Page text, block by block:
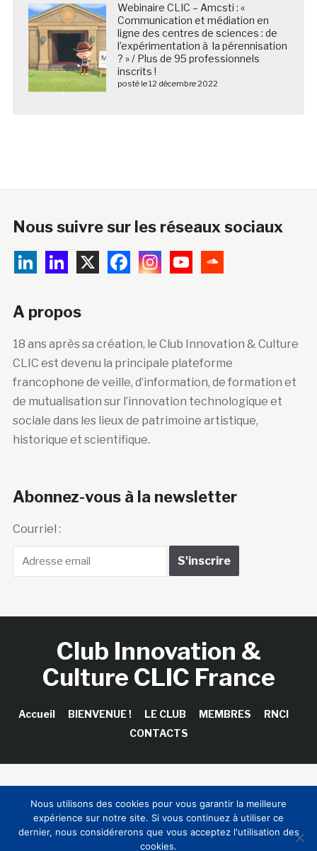
Webinaire CLIC – Amcsti : «
Communication et médiation en
ligne des centres de sciences : de
l’expérimentation à la pérennisation
? » / Plus de 95 professionnels
inscrits !
posté le 12 décembre 2022
Nous suivre sur les réseaux sociaux
A propos
18 ans après sa création, le Club Innovation & Culture
CLIC est devenu la principale plateforme
francophone de veille, d’information, de formation et
de mutualisation sur l’innovation technologique et
sociale dans les lieux de patrimoine artistique,
historique et scientifique.
Abonnez-vous à la newsletter
Courriel :
Club Innovation &
Culture CLIC France
Accueil BIENVENUE ! LE CLUB MEMBRES
RNCI
CONTACTS
Sinapses Conseils
Nous utilisons des cookies pour vous garantir la meilleure
expérience sur notre site. Si vous continuez à utiliser ce
dernier, nous considérerons que vous acceptez l'utilisation des
cookies.